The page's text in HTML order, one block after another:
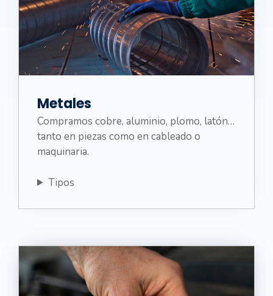
Metales
Compramos cobre, aluminio, plomo, latón…
tanto en piezas como en cableado o
maquinaria.
Tipos